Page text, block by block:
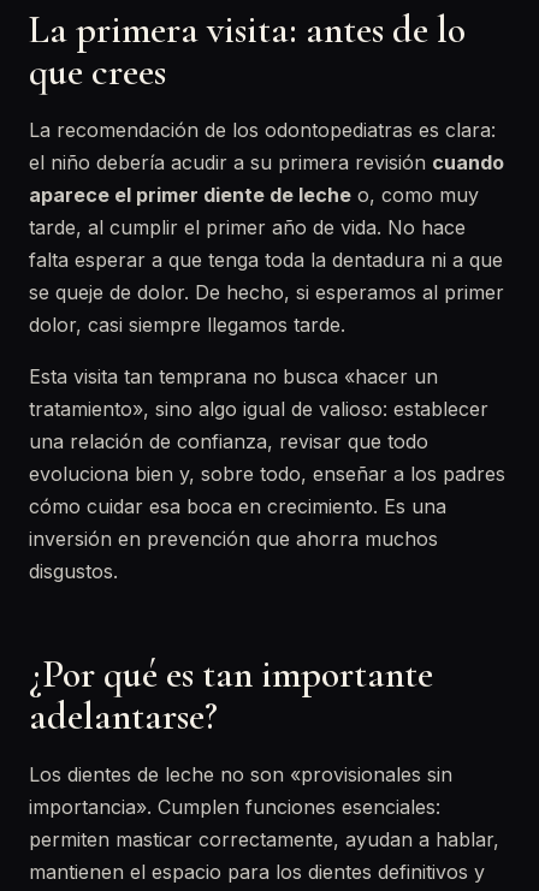
La primera visita: antes de lo
que crees
La recomendación de los odontopediatras es clara:
el niño debería acudir a su primera revisión cuando
aparece el primer diente de leche o, como muy
tarde, al cumplir el primer año de vida. No hace
falta esperar a que tenga toda la dentadura ni a que
se queje de dolor. De hecho, si esperamos al primer
dolor, casi siempre llegamos tarde.
Esta visita tan temprana no busca «hacer un
tratamiento», sino algo igual de valioso: establecer
una relación de confianza, revisar que todo
evoluciona bien y, sobre todo, enseñar a los padres
cómo cuidar esa boca en crecimiento. Es una
inversión en prevención que ahorra muchos
disgustos.
¿Por qué es tan importante
adelantarse?
Los dientes de leche no son «provisionales sin
importancia». Cumplen funciones esenciales:
permiten masticar correctamente, ayudan a hablar,
mantienen el espacio para los dientes definitivos y